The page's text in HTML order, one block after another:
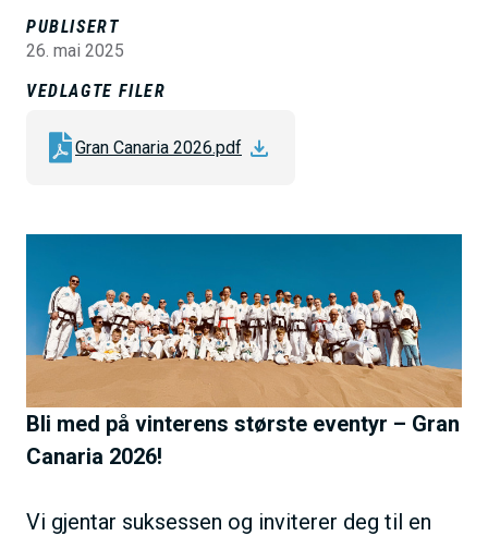
PUBLISERT
26. mai 2025
VEDLAGTE FILER
Gran Canaria 2026.pdf
l
d
Bli med på vinterens største eventyr – Gran
Canaria 2026!
Vi gjentar suksessen og inviterer deg til en